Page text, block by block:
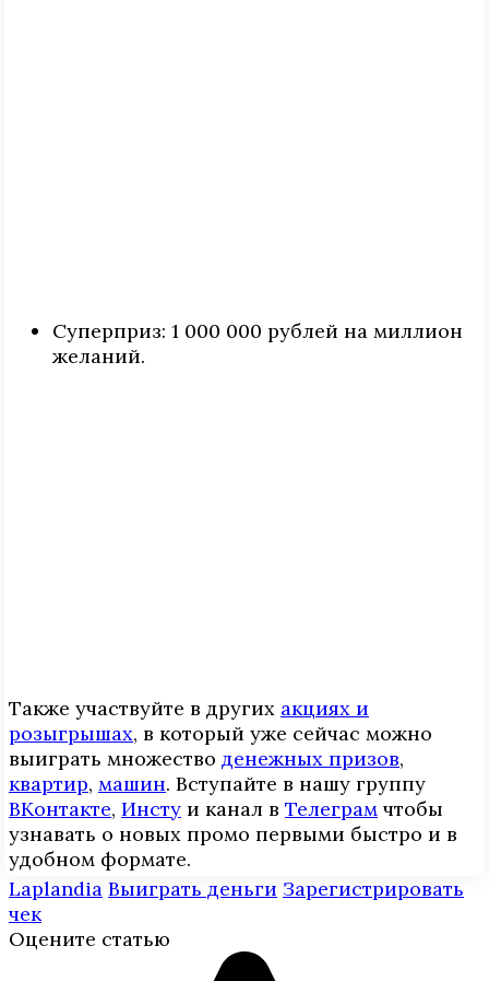
Суперприз: 1 000 000 рублей на миллион
желаний.
Также участвуйте в других акциях и
розыгрышах, в который уже сейчас можно
выиграть множество денежных призов,
квартир, машин. Вступайте в нашу группу
ВКонтакте, Инcтy и канал в Телеграм чтобы
узнавать о новых промо первыми быстро и в
удобном формате.
Laplandia Выиграть деньги Зарегистрировать
чек
Оцените статью